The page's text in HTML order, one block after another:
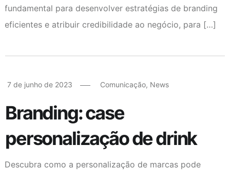
fundamental para desenvolver estratégias de branding
eficientes e atribuir credibilidade ao negócio, para […]
7 de junho de 2023 Comunicação, News
Branding: case
personalização de drink
Descubra como a personalização de marcas pode